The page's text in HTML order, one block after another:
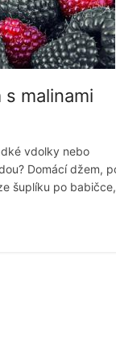
malinami
vdolky nebo
Domácí džem,
šuplíku po babičce,